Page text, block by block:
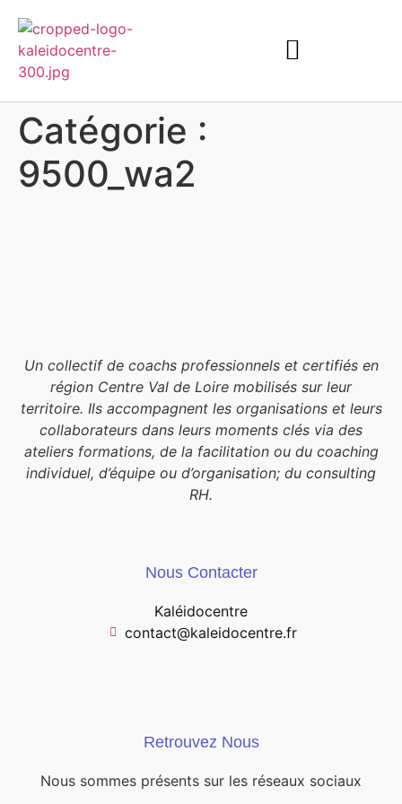
Catégorie :
9500_wa2
Un collectif de coachs professionnels et certifiés en
région Centre Val de Loire mobilisés sur leur
territoire. Ils accompagnent les organisations et leurs
collaborateurs dans leurs moments clés via des
ateliers formations, de la facilitation ou du coaching
individuel, d’équipe ou d’organisation; du consulting
RH.
Nous Contacter
Kaléidocentre
contact@kaleidocentre.fr
Retrouvez Nous
Nous sommes présents sur les réseaux sociaux